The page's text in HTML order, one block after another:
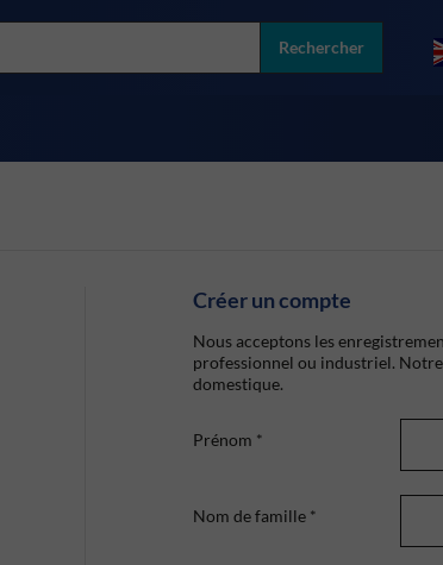
Rechercher
Créer un compte
Nous acceptons les
professionnel ou industriel.
domestique.
Prénom *
Nom de famille *